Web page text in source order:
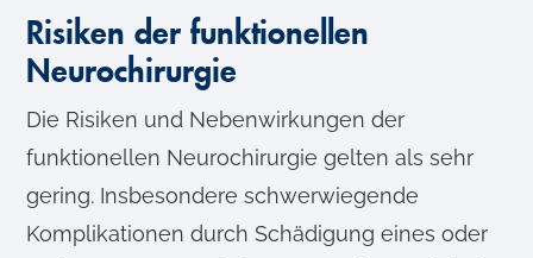
Risiken der funktionellen
Neurochirurgie
Die Risiken und Nebenwirkungen der
funktionellen Neurochirurgie gelten als sehr
gering. Insbesondere schwerwiegende
Komplikationen durch Schädigung eines oder